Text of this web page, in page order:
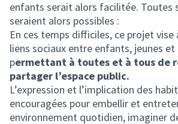
enfants serait alors facilitée. Toutes
seraient alors possibles :
En ces temps difficiles, ce projet vise
liens sociaux entre enfants, jeunes et
permettant à toutes et à tous de
partager l’espace public.
L’expression et l’implication des
encouragées pour embellir et
environnement quotidien, imaginer